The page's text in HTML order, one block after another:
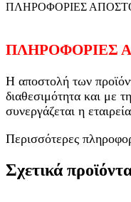
ΠΛΗΡΟΦΟΡΙΕΣ
ΠΛΗΡΟΦΟΡΙΕΣ
Η αποστολή των
διαθεσιμότητα και με
συνεργάζεται η
Περισσότερες
Σχετικά